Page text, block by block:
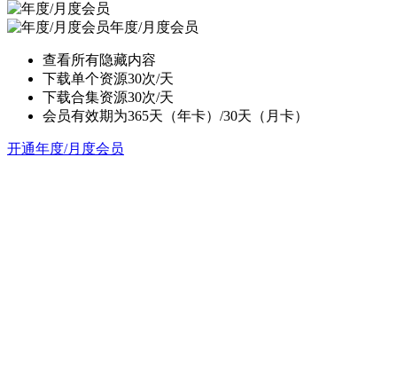
年度/月度会员
查看所有隐藏内容
下载单个资源30次/天
下载合集资源30次/天
会员有效期为365天（年卡）/30天（月卡）
开通年度/月度会员